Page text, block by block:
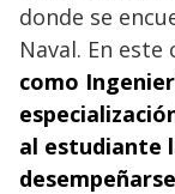
donde se
Naval. En este
como
al estudiante